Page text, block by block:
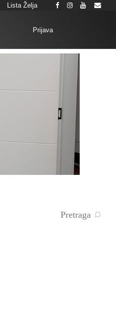
Lista Želja
Prijava
Pretraga